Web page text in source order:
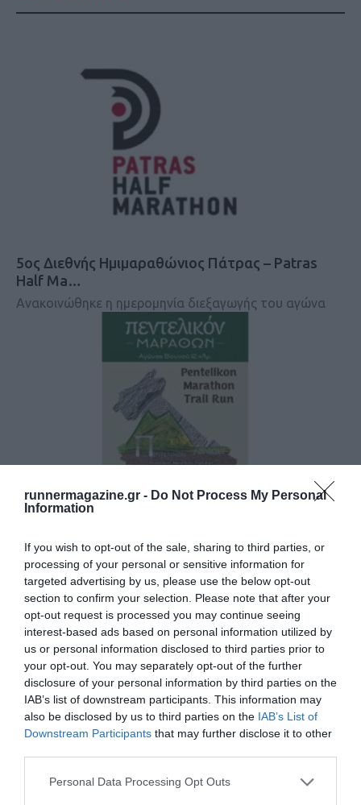
runnermagazine.gr - Do Not Process My Personal
Information
If you wish to opt-out of the sale, sharing to third parties, or
processing of your personal or sensitive information for
targeted advertising by us, please use the below opt-out
section to confirm your selection. Please note that after your
opt-out request is processed you may continue seeing
interest-based ads based on personal information utilized by
us or personal information disclosed to third parties prior to
your opt-out. You may separately opt-out of the further
disclosure of your personal information by third parties on the
IAB’s list of downstream participants. This information may
also be disclosed by us to third parties on the IAB’s List of
Downstream Participants that may further disclose it to other
Personal Data Processing Opt Outs
5ος Διεθνής Ημιμαραθώνιος Πάτρας – Patras
Half Ma…
Ανακοινώθηκε η ημερομηνία διεξαγωγής του αγώνα
ΠΕΝΤΕΛΙΚΟΝ ΜΑΡΑΘΩΝ 2026
Ανακοινώθηκε η ημερομηνία διεξαγωγής του αγώνα